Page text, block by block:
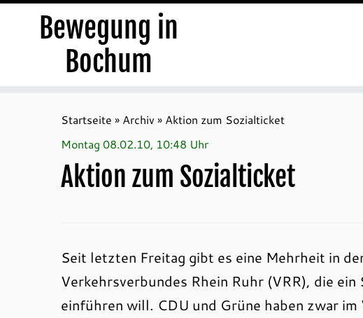
Bewegung in
Bochum
Startseite » Archiv » Aktion zum Sozialticket
Montag 08.02.10, 10:48 Uhr
Aktion zum Sozialticket
Seit letzten Freitag gibt es eine Mehrheit in
Verkehrsverbundes Rhein Ruhr (VRR), die
einführen will. CDU und Grüne haben zwar im